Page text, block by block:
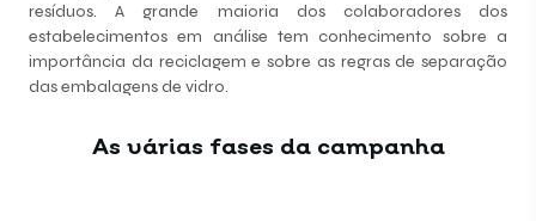
resíduos. A grande maioria dos colaboradores dos
estabelecimentos em análise tem conhecimento sobre a
importância da reciclagem e sobre as regras de separação
das embalagens de vidro.
As várias fases da campanha